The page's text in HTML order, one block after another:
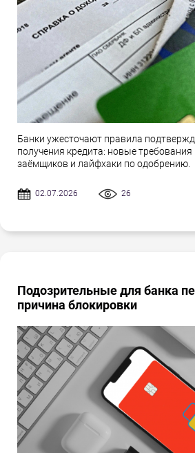
Банки ужесточают правила
получения кредита: новые
заёмщиков и лайфхаки по одобрению.
02.07.2026 26
Подозрительные для банка
причина блокировки